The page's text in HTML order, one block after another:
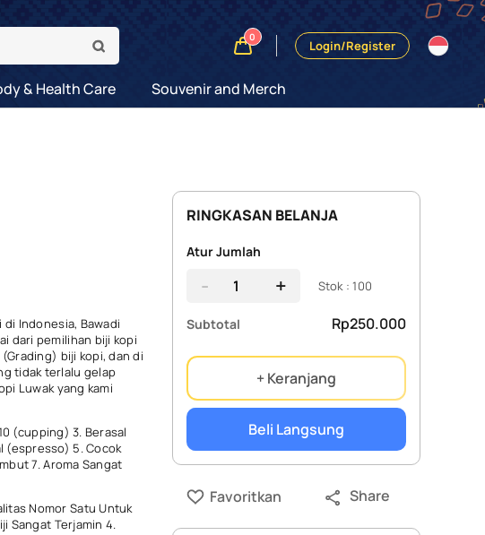
0
Login/Register
& Health Care Souvenir and Merch
Indonesia, Bawadi
dari pemilihan biji kopi
biji kopi, dan di
tidak terlalu gelap
Luwak yang kami
(cupping) 3. Berasal
(espresso) 5. Cocok
7. Aroma Sangat
Nomor Satu Untuk
Sangat Terjamin 4.
RINGKASAN BELANJA
Atur Jumlah
- + Stok : 100
Subtotal Rp250.000
+ Keranjang
Beli Langsung
Favoritkan Share